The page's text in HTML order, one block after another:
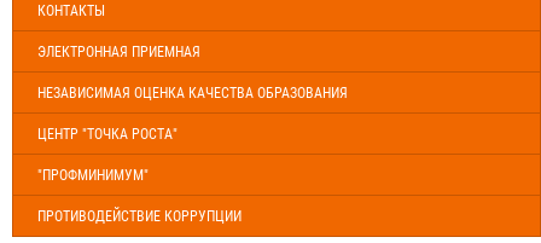
КОНТАКТЫ
ЭЛЕКТРОННАЯ ПРИЕМНАЯ
НЕЗАВИСИМАЯ ОЦЕНКА КАЧЕСТВА ОБРАЗОВАНИЯ
ЦЕНТР "ТОЧКА РОСТА"
"ПРОФМИНИМУМ"
ПРОТИВОДЕЙСТВИЕ КОРРУПЦИИ